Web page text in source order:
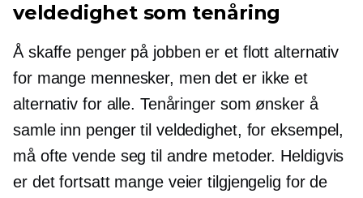
veldedighet som tenåring
Å skaffe penger på jobben er et flott alternativ
for mange mennesker, men det er ikke et
alternativ for alle. Tenåringer som ønsker å
samle inn penger til veldedighet, for eksempel,
må ofte vende seg til andre metoder. Heldigvis
er det fortsatt mange veier tilgjengelig for de